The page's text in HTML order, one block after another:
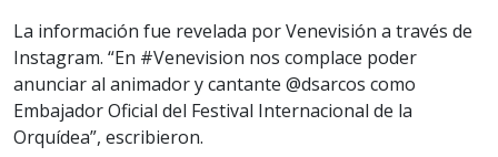
La información fue revelada por Venevisión a través de
Instagram. “En #Venevision nos complace poder
anunciar al animador y cantante @dsarcos como
Embajador Oficial del Festival Internacional de la
Orquídea”, escribieron.